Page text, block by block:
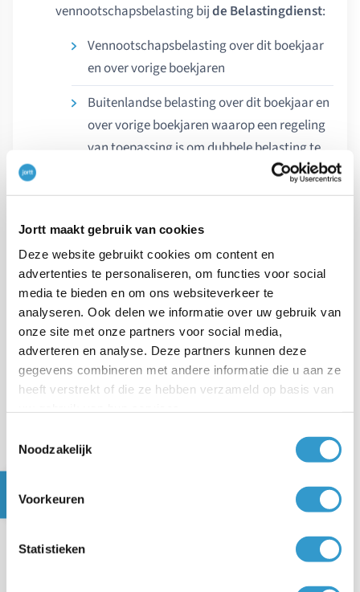
Jortt maakt gebruik van cookies
Deze website gebruikt cookies om content en
advertenties te personaliseren, om functies voor social
media te bieden en om ons websiteverkeer te
analyseren. Ook delen we informatie over uw gebruik van
onze site met onze partners voor social media,
adverteren en analyse. Deze partners kunnen deze
gegevens combineren met andere informatie die u aan ze
heeft verstrekt of die ze hebben verzameld op basis van
Noodzakelijk
Voorkeuren
Statistieken
vennootschapsbelasting bijde Belastingdienst:
Vennootschapsbelasting over dit boekjaar
en over vorige boekjaren
Buitenlandse belasting over dit boekjaar en
over vorige boekjaren waarop een regeling
van toepassing is om dubbele belasting te
Neem de vennootschapsbelasting en buitenlandse
belasting over van het rapportAangifte